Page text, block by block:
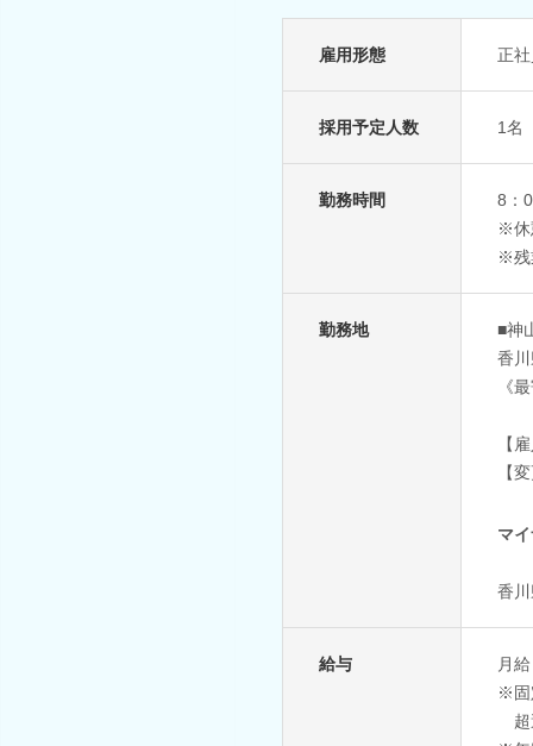
雇用形態 正
採用予定人数 1名
勤務時間
8：
※休
※残
勤務地
■神
香
《
【
【
マ
香
給与
月
※固
超